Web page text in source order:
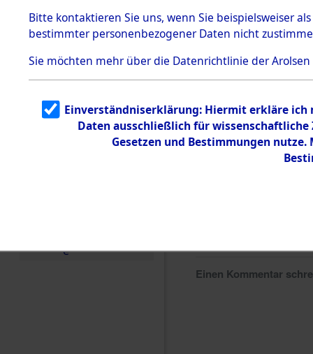
5.3.1 Alliierte
Erhebungen
zu
Todesmärsch
en
5.3.2
g
5.3.3
Todesmärsch
e
Einen Kommentar
Bitte kontaktieren Sie uns, wenn Sie beispielsweiser
bestimmter personenbezogener Daten nicht
Sie möchten mehr über die Datenrichtlinie der Arolsen
Einverständniserklärung: Hiermit erkläre ich
Daten ausschließlich für
Gesetzen und Bestimmungen